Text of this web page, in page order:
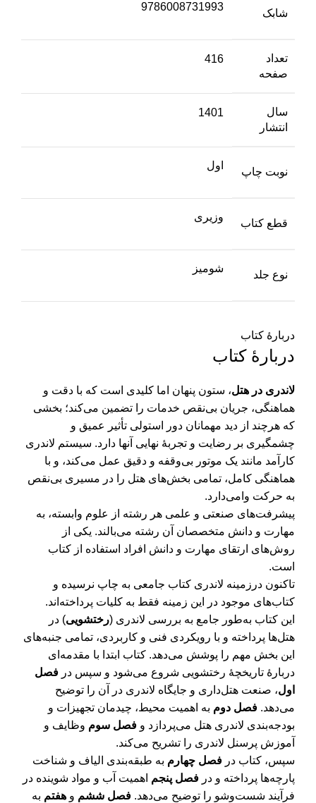
شابک
9786008731993
تعداد
صفحه
416
سال
انتشار
1401
نوبت چاپ
اول
قطع کتاب
وزیری
نوع جلد
شومیز
دربارهٔ کتاب
دربارهٔ کتاب
لاندری در هتل، ستون پنهان اما کلیدی است که با دقت و
هماهنگی، جریان بی‌نقص خدمات را تضمین می‌کند؛ بخشی
که هرچند از دید مهمانان دور استولی تأثیر عمیق و
چشمگیری بر رضایت و تجربۀ نهایی آنها دارد. سیستم لاندری
کارآمد مانند یک موتور بی‌وقفه و دقیق عمل می‌کند، و با
هماهنگی کامل، تمامی بخش‌های هتل را در مسیری بی‌نقص
به حرکت وا‌می‌دارد.
پیشرفت‌های صنعتی و علمی هر رشته از علوم وابسته، به
مهارت و دانش متخصصان آن رشته می‌بالند. یكی از
روش‌های ارتقای مهارت و دانش افراد استفاده از كتاب
است.
تاكنون درزمینه لاندری كتاب جامعی به چاپ نرسیده و
كتاب‌های موجود در این زمینه فقط به كلیات پرداخته‌اند.
این کتاب به‌طور جامع به بررسی لاندری (رختشویی) در
هتل‌ها پرداخته و با رویکردی فنی و کاربردی، تمامی جنبه‌های
این بخش مهم را پوشش می‌دهد. کتاب ابتدا با مقدمه‌ای
دربارۀ تاریخچۀ رختشویی شروع می‌شود و سپس در فصل
اول، صنعت هتل‌داری و جایگاه لاندری در آن را توضیح
می‌دهد. فصل دوم به اهمیت محیط، چیدمان تجهیزات و
بودجه‌بندی لاندری هتل می‌پردازد و فصل سوم وظایف و
آموزش پرسنل لاندری را تشریح می‌کند.
سپس، کتاب در فصل چهارم به طبقه‌بندی الیاف و شناخت
پارچه‌ها پرداخته و در فصل پنجم اهمیت آب و مواد شوینده در
فرآیند شست‌وشو را توضیح می‌دهد. فصل ششم و هفتم به